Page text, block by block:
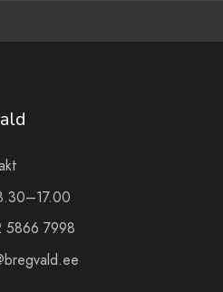
5866 7998